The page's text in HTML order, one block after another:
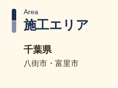
施工エリア
Area
千葉県
八街市・富里市